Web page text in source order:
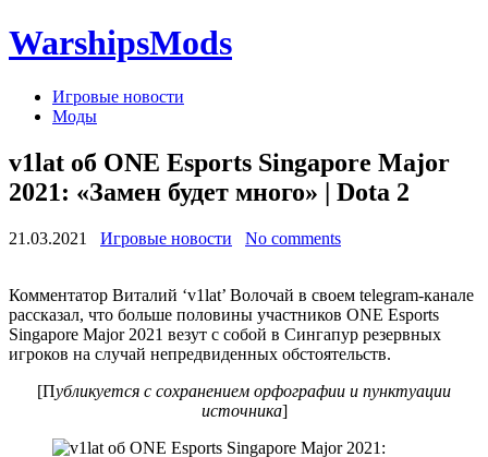
WarshipsMods
Игровые новости
Моды
v1lat об ONE Esports Singapore Major
2021: «Замен будет много» | Dota 2
21.03.2021 Игровые новости No comments
Комментатор Виталий ‘v1lat’ Волочай в своем telegram-канале
рассказал, что больше половины участников ONE Esports
Singapore Major 2021 везут с собой в Сингапур резервных
игроков на случай непредвиденных обстоятельств.
[Публикуется с сохранением орфографии и пунктуации
источника]